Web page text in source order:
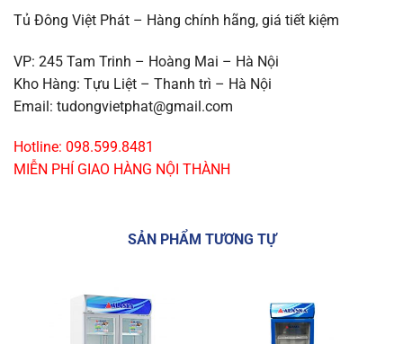
Tủ Đông Việt Phát – Hàng chính hãng, giá tiết kiệm
VP: 245 Tam Trinh – Hoàng Mai – Hà Nội
Kho Hàng: Tựu Liệt – Thanh trì – Hà Nội
Email: tudongvietphat@gmail.com
Hotline: 098.599.8481
MIỄN PHÍ GIAO HÀNG NỘI THÀNH
SẢN PHẨM TƯƠNG TỰ